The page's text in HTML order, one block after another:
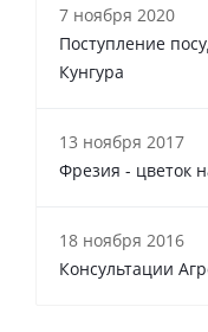
7 ноября 2020
Поступление
Кунгура
13 ноября 2017
Фрезия - цветок
18 ноября 2016
Консультации